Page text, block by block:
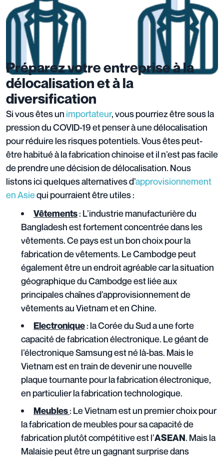
Préparez votre entreprise à la
délocalisation et à la
diversification
Si vous êtes un importateur, vous pourriez être sous la
pression du COVID-19 et penser à une délocalisation
pour réduire les risques potentiels. Vous êtes peut-
être habitué à la fabrication chinoise et il n’est pas facile
de prendre une décision de délocalisation. Nous
listons ici quelques alternatives d’approvisionnement
en Asiequi pourraient être utiles :
Vêtements: L’industrie manufacturière du
Bangladesh est fortement concentrée dans les
vêtements. Ce pays est un bon choix pour la
fabrication de vêtements. Le Cambodge peut
également être un endroit agréable car la situation
géographique du Cambodge est liée aux
principales chaînes d’approvisionnement de
vêtements au Vietnam et en Chine.
Electronique: la Corée du Sud a une forte
capacité de fabrication électronique. Le géant de
l’électronique Samsung est né là-bas. Mais le
Vietnam est en train de devenir une nouvelle
plaque tournante pour la fabrication électronique,
en particulier la fabrication technologique.
Meubles: Le Vietnam est un premier choix pour
la fabrication de meubles pour sa capacité de
fabrication plutôt compétitive est l’ASEAN. Mais la
Malaisie peut être un gagnant surprise dans